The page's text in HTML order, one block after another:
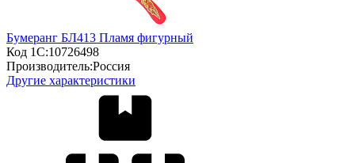
Бумеранг БЛ413 Пламя фигурный
Код 1С:10726498
Производитель:Россия
Другие характеристики